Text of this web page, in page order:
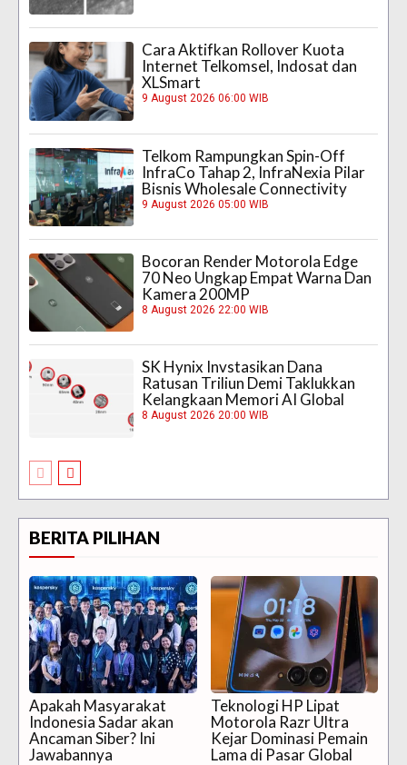
Cara Aktifkan Rollover Kuota
Internet Telkomsel, Indosat dan
XLSmart
9 August 2026 06:00 WIB
Telkom Rampungkan Spin-Off
InfraCo Tahap 2, InfraNexia Pilar
Bisnis Wholesale Connectivity
9 August 2026 05:00 WIB
Bocoran Render Motorola Edge
70 Neo Ungkap Empat Warna Dan
Kamera 200MP
8 August 2026 22:00 WIB
SK Hynix Invstasikan Dana
Ratusan Triliun Demi Taklukkan
Kelangkaan Memori AI Global
8 August 2026 20:00 WIB
BERITA PILIHAN
Apakah Masyarakat
Indonesia Sadar akan
Ancaman Siber? Ini
Jawabannya
Teknologi HP Lipat
Motorola Razr Ultra
Kejar Dominasi Pemain
Lama di Pasar Global